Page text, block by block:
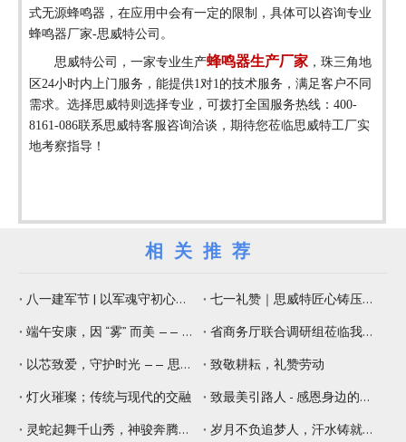
式无源蜂鸣器，在应用中会有一定的限制，具体可以咨询专业
蜂鸣器厂家-思威特公司。
思威特公司，一家专业生产蜂鸣器生产厂家 ， 珠三角地
区24小时内上门服务， 能提供1对1的技术服务，满足客户不同
需求。选择思威特则选择专业，可拨打全国服务热线：400-
8161-086联系思威特客服咨询洽谈，期待您莅临思威特工厂实
地考察指导！
相关推荐
八一建军节 | 以军魂守初心，以精工铸品质
七一礼赞｜思威特匠心铸压电元器件，纳米微孔片佑健康生活
端午安康，因 “雾” 而美 —— 思威特压电雾化片，守护嗅觉与健康
省商务厅联合调研组莅临我司调研 赋能专精特新提质增效
以芯致爱，守护时光 —— 思威特致敬母亲节
致敬耕耘，礼赞劳动
灯火璀璨；传统与现代的交融
致最美引路人 - 感恩身边的师傅
灵蛇起舞千山秀，神骏奔腾九野新
岁月不负追梦人，汗水铸就辉煌年